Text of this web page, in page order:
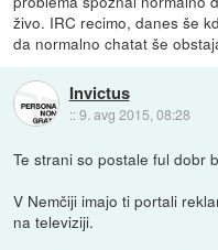
živo. IRC recimo, danes še
da normalno chatat še
Invictus
::9. avg 2015, 08:28
Te strani so postale ful dobr
V Nemčiji imajo ti portali
na televiziji.